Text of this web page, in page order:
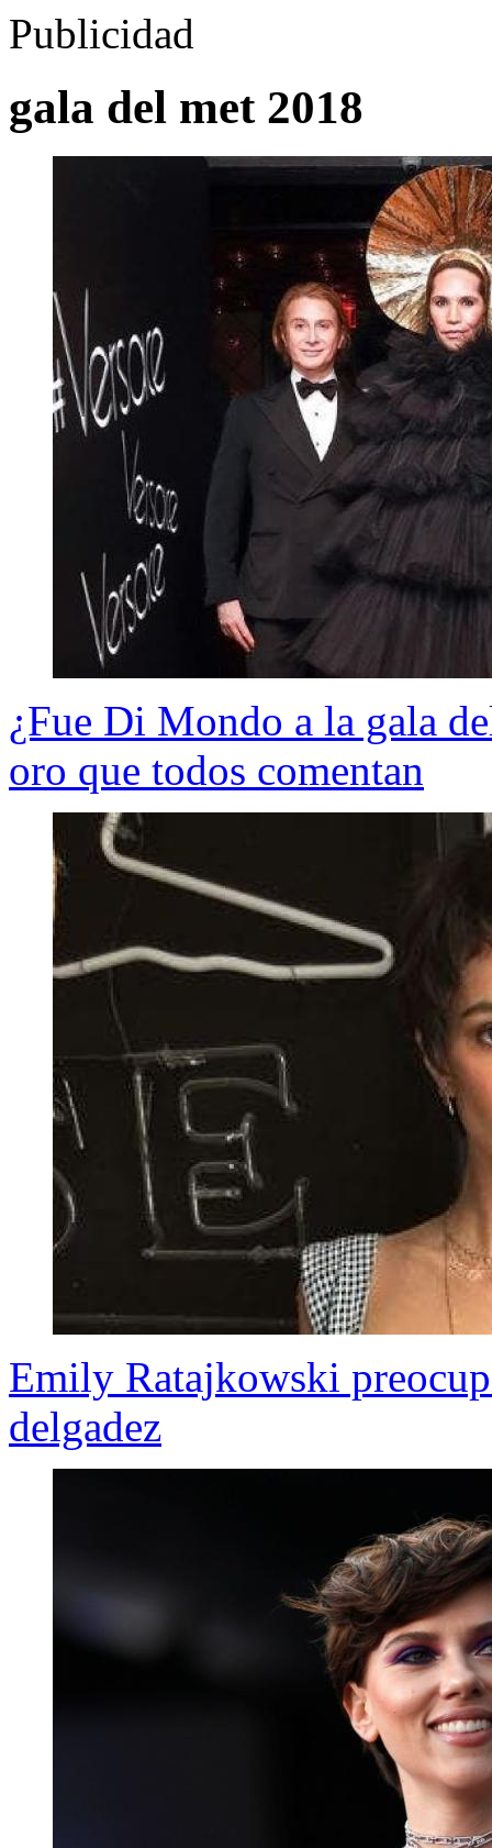
Publicidad
gala del met 2018
¿Fue Di Mondo a la gala
oro que todos comentan
Emily Ratajkowski
delgadez